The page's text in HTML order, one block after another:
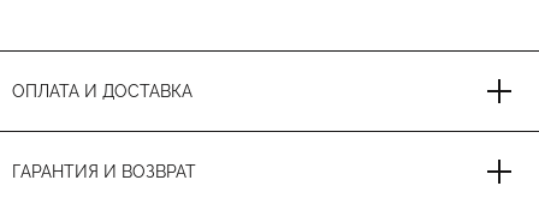
ОПЛАТА И ДОСТАВКА
ГАРАНТИЯ И ВОЗВРАТ